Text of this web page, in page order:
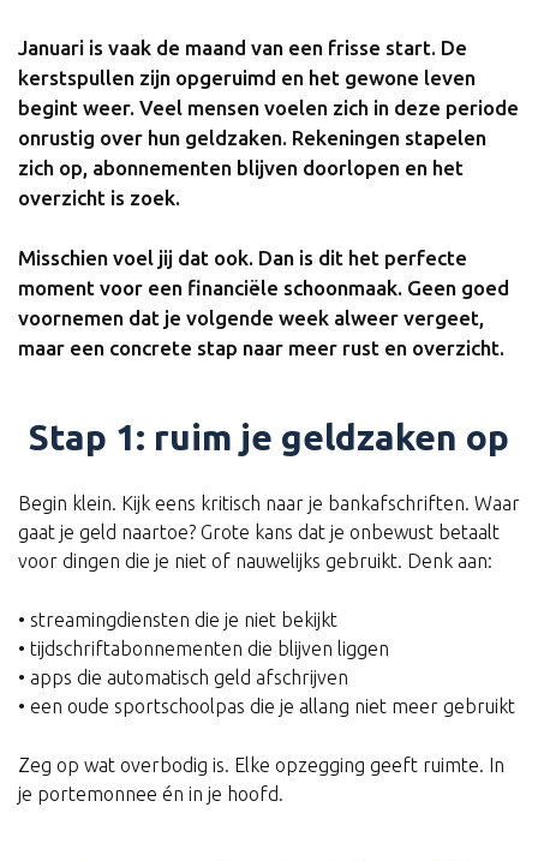
Januari is vaak de maand van een frisse start. De
kerstspullen zijn opgeruimd en het gewone leven
begint weer. Veel mensen voelen zich in deze periode
onrustig over hun geldzaken. Rekeningen stapelen
zich op, abonnementen blijven doorlopen en het
overzicht is zoek.
Misschien voel jij dat ook. Dan is dit het perfecte
moment voor een financiële schoonmaak. Geen goed
voornemen dat je volgende week alweer vergeet,
maar een concrete stap naar meer rust en overzicht.
Stap 1: ruim je geldzaken op
Begin klein. Kijk eens kritisch naar je bankafschriften. Waar
gaat je geld naartoe? Grote kans dat je onbewust betaalt
voor dingen die je niet of nauwelijks gebruikt. Denk aan:
• streamingdiensten die je niet bekijkt
• tijdschriftabonnementen die blijven liggen
• apps die automatisch geld afschrijven
• een oude sportschoolpas die je allang niet meer gebruikt
Zeg op wat overbodig is. Elke opzegging geeft ruimte. In
je portemonnee én in je hoofd.